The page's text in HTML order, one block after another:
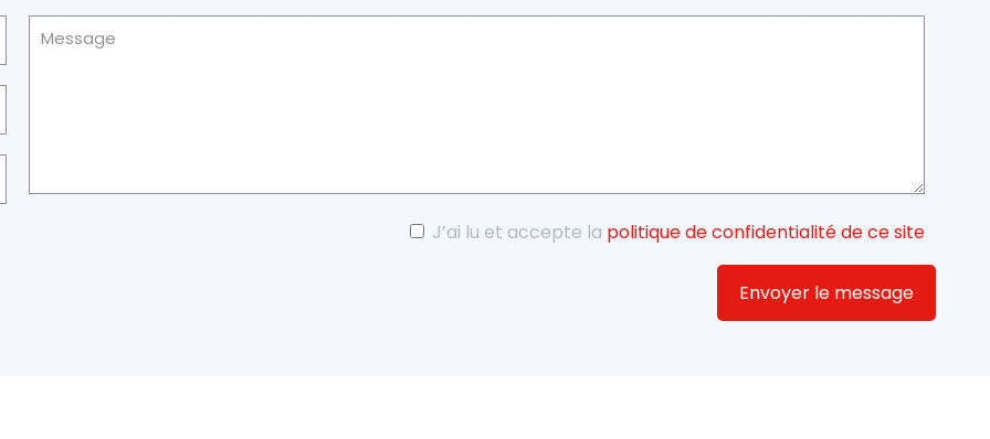
J’ai lu et accepte la politique de confidentialité de ce site